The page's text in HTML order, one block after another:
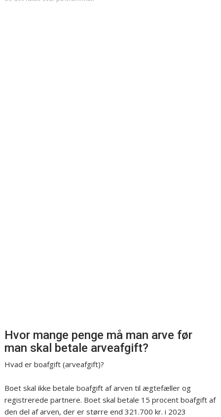
Hvor mange penge må man arve før
man skal betale arveafgift?
Hvad er boafgift (arveafgift)?
Boet skal ikke betale boafgift af arven til ægtefæller og
registrerede partnere. Boet skal betale 15 procent boafgift af
den del af arven, der er større end 321.700 kr. i 2023